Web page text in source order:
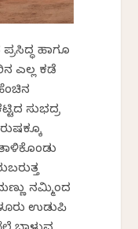
ಹಾಗೂ
ಎಲ್ಲ ಕಡೆ
ಸುಭದ್ರ
ನಮ್ಮಿಂದ
ಉಡುಪಿ